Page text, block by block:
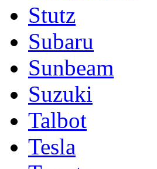
Stutz
Subaru
Sunbeam
Suzuki
Talbot
Tesla